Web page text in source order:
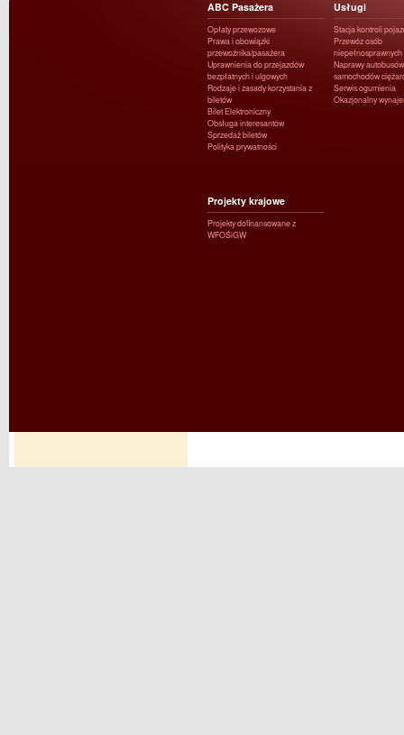
ABC Pasażera
Opłaty przewozowe
Prawa i obowiązki
przewoźnika/pasażera
Uprawnienia do przejazdów
bezpłatnych i ulgowych
Rodzaje i zasady korzystania z
biletów
Bilet Elektroniczny
Obsługa interesantów
Sprzedaż biletów
Polityka prywatności
Usługi
Stacja kontroli
Przewóz osób
niepełnosprawnych
Naprawy
samochodów
Serwis ogumienia
Okazjonalny
Projekty krajowe
Projekty dofinansowane z
WFOŚiGW